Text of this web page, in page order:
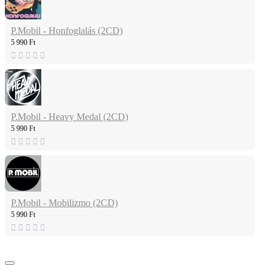
P.Mobil - Honfoglalás (2CD)
5 990 Ft
P.Mobil - Heavy Medal (2CD)
5 990 Ft
P.Mobil - Mobilizmo (2CD)
5 990 Ft